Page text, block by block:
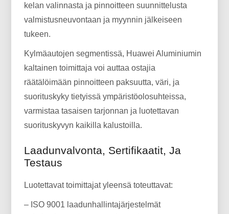
kelan valinnasta ja pinnoitteen suunnittelusta
valmistusneuvontaan ja myynnin jälkeiseen
tukeen.
Kylmäautojen segmentissä, Huawei Aluminiumin
kaltainen toimittaja voi auttaa ostajia
räätälöimään pinnoitteen paksuutta, väri, ja
suorituskyky tietyissä ympäristöolosuhteissa,
varmistaa tasaisen tarjonnan ja luotettavan
suorituskyvyn kaikilla kalustoilla.
Laadunvalvonta, Sertifikaatit, Ja
Testaus
Luotettavat toimittajat yleensä toteuttavat:
– ISO 9001 laadunhallintajärjestelmät